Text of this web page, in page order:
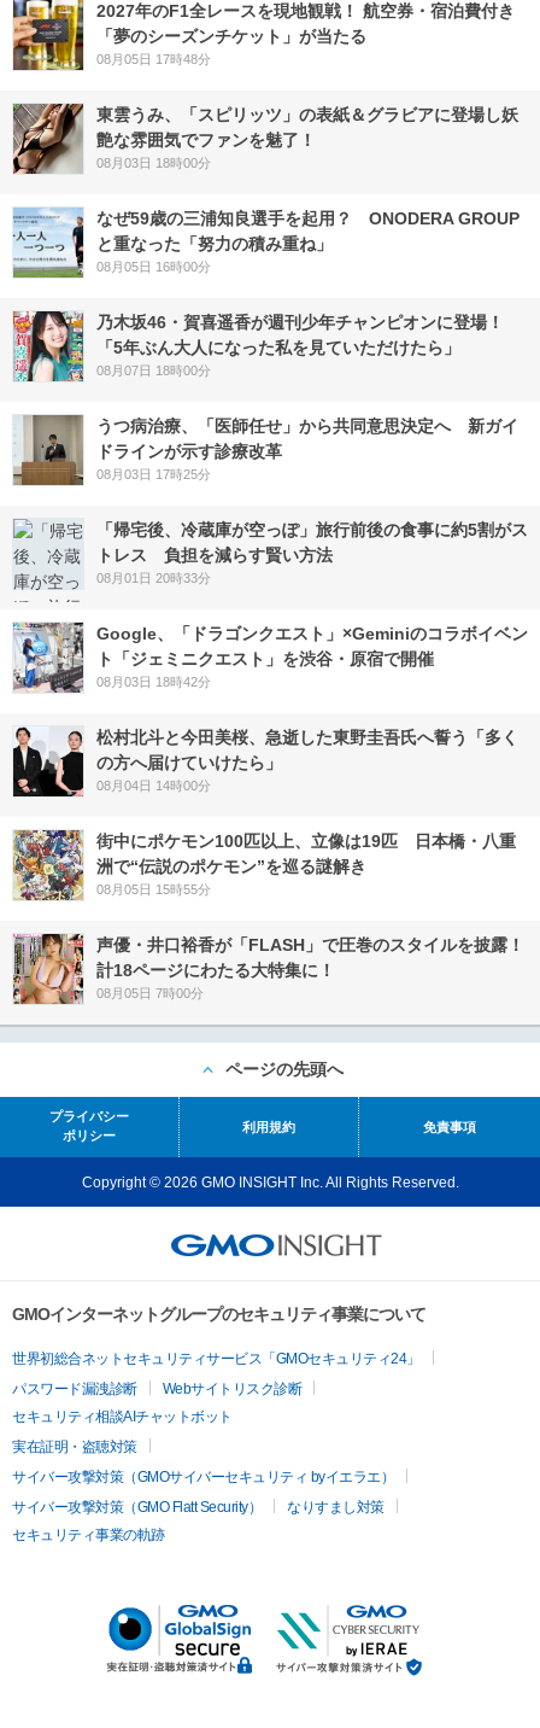
2027年のF1全レースを現地観戦！ 航空券・宿泊費付き
「夢のシーズンチケット」が当たる
08月05日 17時48分
東雲うみ、「スピリッツ」の表紙＆グラビアに登場し妖
艶な雰囲気でファンを魅了！
08月03日 18時00分
なぜ59歳の三浦知良選手を起用？ ONODERA GROUP
と重なった「努力の積み重ね」
08月05日 16時00分
乃木坂46・賀喜遥香が週刊少年チャンピオンに登場！
「5年ぶん大人になった私を見ていただけたら」
08月07日 18時00分
うつ病治療、「医師任せ」から共同意思決定へ 新ガイ
ドラインが示す診療改革
08月03日 17時25分
「帰宅後、冷蔵庫が空っぽ」旅行前後の食事に約5割がス
トレス 負担を減らす賢い方法
08月01日 20時33分
Google、「ドラゴンクエスト」×Geminiのコラボイベン
ト「ジェミニクエスト」を渋谷・原宿で開催
08月03日 18時42分
松村北斗と今田美桜、急逝した東野圭吾氏へ誓う「多く
の方へ届けていけたら」
08月04日 14時00分
街中にポケモン100匹以上、立像は19匹 日本橋・八重
洲で“伝説のポケモン”を巡る謎解き
08月05日 15時55分
声優・井口裕香が「FLASH」で圧巻のスタイルを披露！
計18ページにわたる大特集に！
08月05日 7時00分
ページの先頭へ
プライバシー
ポリシー
利用規約 免責事項
Copyright © 2026 GMO INSIGHT Inc. All Rights Reserved.
GMOインターネットグループのセキュリティ事業について
世界初総合ネットセキュリティサービス「GMOセキュリティ24」
パスワード漏洩診断
Webサイトリスク診断
セキュリティ相談AIチャットボット
実在証明・盗聴対策
サイバー攻撃対策（GMOサイバーセキュリティ byイエラエ）
サイバー攻撃対策（GMO Flatt Security）
なりすまし対策
セキュリティ事業の軌跡